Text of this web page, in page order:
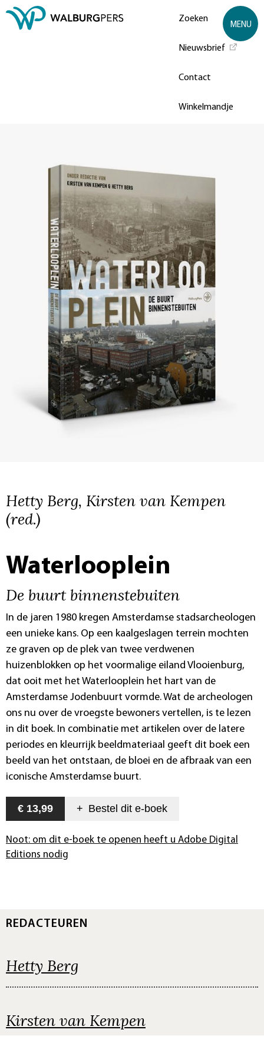
Zoeken
Nieuwsbrief
Contact
Winkelmandje
MENU
Hetty Berg, Kirsten van Kempen
(red.)
Waterlooplein
De buurt binnenstebuiten
In de jaren 1980 kregen Amsterdamse stadsarcheologen
een unieke kans. Op een kaalgeslagen terrein mochten
ze graven op de plek van twee verdwenen
huizenblokken op het voormalige eiland Vlooienburg,
dat ooit met het Waterlooplein het hart van de
Amsterdamse Jodenbuurt vormde. Wat de archeologen
ons nu over de vroegste bewoners vertellen, is te lezen
in dit boek. In combinatie met artikelen over de latere
periodes en kleurrijk beeldmateriaal geeft dit boek een
beeld van het ontstaan, de bloei en de afbraak van een
iconische Amsterdamse buurt.
€ 13,99 + Bestel dit e-boek
Noot: om dit e-boek te openen heeft u Adobe Digital
Editions nodig
REDACTEUREN
Hetty Berg
Kirsten van Kempen